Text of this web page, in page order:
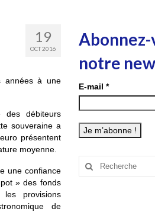
19
OCT 2016
années à une
débiteurs
souveraine a
présentent
moyenne.
une confiance
» des fonds
provisions
de
Abonnez-
notre
E-mail *
Rechercher